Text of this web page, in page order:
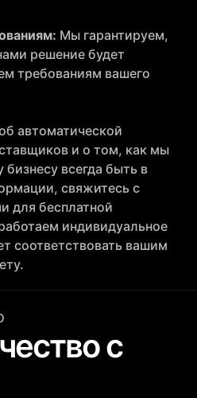
Мы гарантируем,
решение будет
требованиям вашего
автоматической
и о том, как мы
всегда быть в
свяжитесь с
для бесплатной
индивидуальное
соответствовать вашим
с